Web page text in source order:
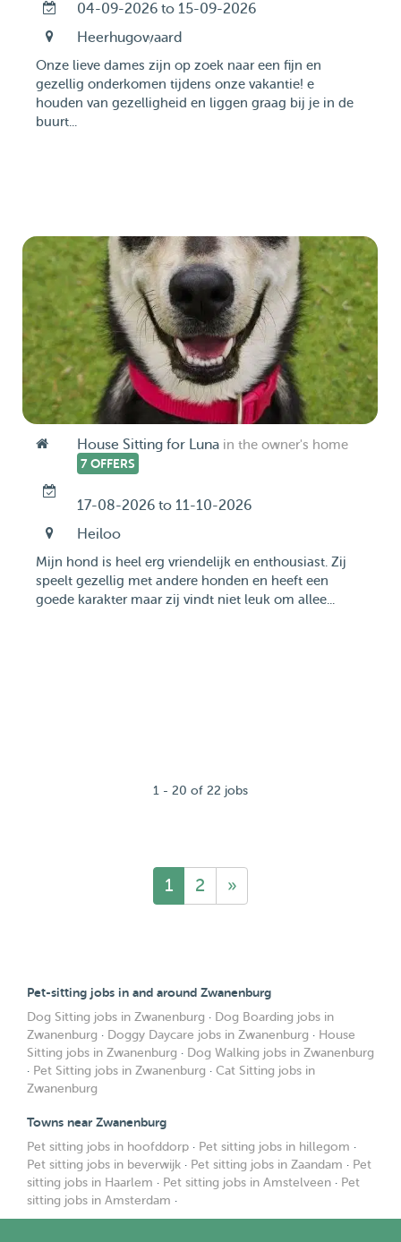
04-09-2026 to 15-09-2026
Heerhugowaard
Onze lieve dames zijn op zoek naar een fijn en
gezellig onderkomen tijdens onze vakantie! e
houden van gezelligheid en liggen graag bij je in de
buurt...
House Sitting for Luna in the owner's home
7 OFFERS
17-08-2026 to 11-10-2026
Heiloo
Mijn hond is heel erg vriendelijk en enthousiast. Zij
speelt gezellig met andere honden en heeft een
goede karakter maar zij vindt niet leuk om allee...
1 - 20 of 22 jobs
1 2 »
Pet-sitting jobs in and around Zwanenburg
Dog Sitting jobs in Zwanenburg · Dog Boarding jobs in
Zwanenburg · Doggy Daycare jobs in Zwanenburg · House
Sitting jobs in Zwanenburg · Dog Walking jobs in Zwanenburg
· Pet Sitting jobs in Zwanenburg · Cat Sitting jobs in
Zwanenburg
Towns near Zwanenburg
Pet sitting jobs in hoofddorp · Pet sitting jobs in hillegom ·
Pet sitting jobs in beverwijk · Pet sitting jobs in Zaandam · Pet
sitting jobs in Haarlem · Pet sitting jobs in Amstelveen · Pet
sitting jobs in Amsterdam ·